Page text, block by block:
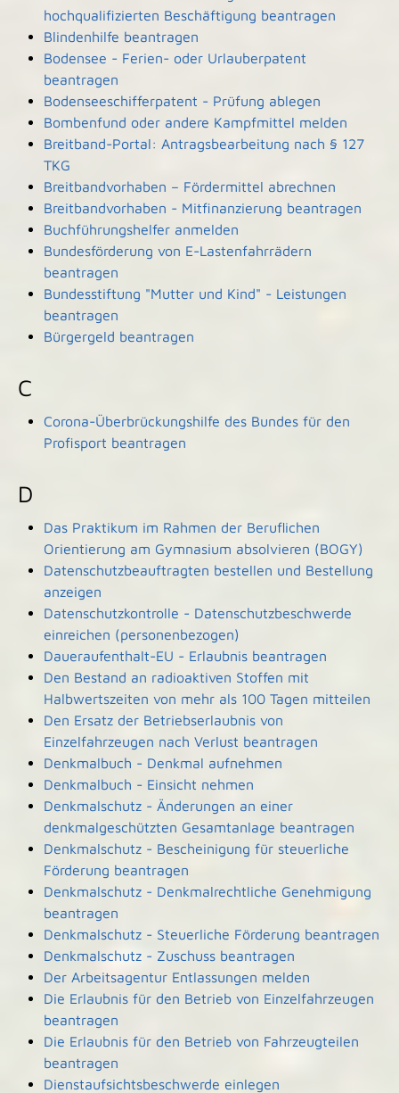
hochqualifizierten Beschäftigung beantragen
Blindenhilfe beantragen
Bodensee - Ferien- oder Urlauberpatent
beantragen
Bodenseeschifferpatent - Prüfung ablegen
Bombenfund oder andere Kampfmittel melden
Breitband-Portal: Antragsbearbeitung nach § 127
TKG
Breitbandvorhaben – Fördermittel abrechnen
Breitbandvorhaben - Mitfinanzierung beantragen
Buchführungshelfer anmelden
Bundesförderung von E-Lastenfahrrädern
beantragen
Bundesstiftung "Mutter und Kind" - Leistungen
beantragen
Bürgergeld beantragen
C
Corona-Überbrückungshilfe des Bundes für den
Profisport beantragen
D
Das Praktikum im Rahmen der Beruflichen
Orientierung am Gymnasium absolvieren (BOGY)
Datenschutzbeauftragten bestellen und Bestellung
anzeigen
Datenschutzkontrolle - Datenschutzbeschwerde
einreichen (personenbezogen)
Daueraufenthalt-EU - Erlaubnis beantragen
Den Bestand an radioaktiven Stoffen mit
Halbwertszeiten von mehr als 100 Tagen mitteilen
Den Ersatz der Betriebserlaubnis von
Einzelfahrzeugen nach Verlust beantragen
Denkmalbuch - Denkmal aufnehmen
Denkmalbuch - Einsicht nehmen
Denkmalschutz - Änderungen an einer
denkmalgeschützten Gesamtanlage beantragen
Denkmalschutz - Bescheinigung für steuerliche
Förderung beantragen
Denkmalschutz - Denkmalrechtliche Genehmigung
beantragen
Denkmalschutz - Steuerliche Förderung beantragen
Denkmalschutz - Zuschuss beantragen
Der Arbeitsagentur Entlassungen melden
Die Erlaubnis für den Betrieb von Einzelfahrzeugen
beantragen
Die Erlaubnis für den Betrieb von Fahrzeugteilen
beantragen
Dienstaufsichtsbeschwerde einlegen